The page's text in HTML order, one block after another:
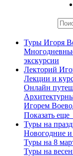
Туры Игоря
экскурсии
Лекторий
Лекции и
Онлайн
Игорем
Показать еще
Туры на
Новогодние
Туры на 8
Туры на